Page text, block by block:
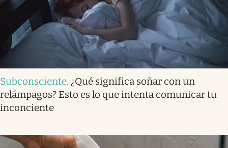
Subconsciente. ¿Qué significa soñar con un
relámpagos? Esto es lo que intenta comunicar tu
inconciente